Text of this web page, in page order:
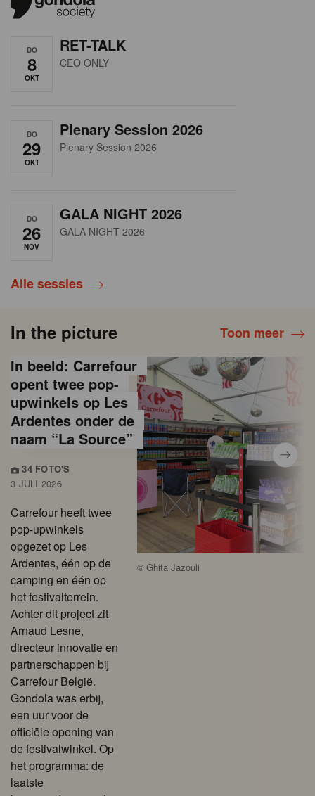
DO
8
OKT
RET-TALK
CEO ONLY
DO
29
OKT
Plenary Session 2026
Plenary Session 2026
DO
26
NOV
GALA NIGHT 2026
GALA NIGHT 2026
Alle sessies
In the picture Toon meer
In beeld: Carrefour
opent twee pop-
upwinkels op Les
Ardentes onder de
naam “La Source”
34 FOTO'S
3 JULI 2026
Carrefour heeft twee
pop-upwinkels
opgezet op Les
Ardentes, één op de
camping en één op
het festivalterrein.
Achter dit project zit
Arnaud Lesne,
directeur innovatie en
partnerschappen bij
Carrefour België.
Gondola was erbij,
een uur voor de
officiële opening van
de festivalwinkel. Op
het programma: de
laatste
©Ghita Jazouli